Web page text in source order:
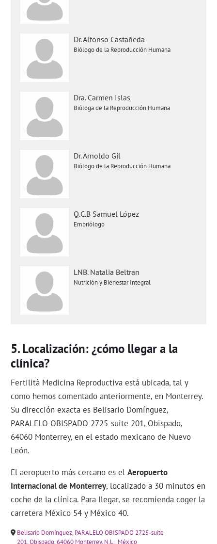
Dr. Alfonso Castañeda
Biólogo de la Reproducción Humana
Dra. Carmen Islas
Bióloga de la Reproducción Humana
Dr. Arnoldo Gil
Biólogo de la Reproducción Humana
Q.C.B Samuel López
Embriólogo
LNB. Natalia Beltran
Nutrición y Bienestar Integral
Localización: ¿cómo llegar a la
clínica?
Fertilità Medicina Reproductiva está ubicada, tal y
como hemos comentado anteriormente, en Monterrey.
Su dirección exacta es Belisario Domínguez,
PARALELO OBISPADO 2725-suite 201, Obispado,
64060 Monterrey, en el estado mexicano de Nuevo
León.
El aeropuerto más cercano es elAeropuerto
Internacional de Monterrey, localizado a 30 minutos en
coche de la clínica. Para llegar, se recomienda coger la
carretera México 54 y México 40.
Belisario Domínguez, PARALELO OBISPADO 2725-suite
201, Obispado, 64060 Monterrey, N.L., México